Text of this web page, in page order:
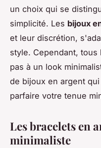
un choix qui se
simplicité. Les bijoux
et leur discrétion,
style. Cependant,
pas à un look
de bijoux en argent
parfaire votre tenue
Les bracelets en
minimaliste